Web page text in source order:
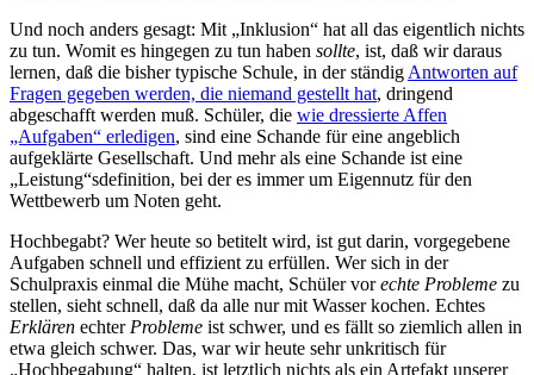
Und noch anders gesagt: Mit „Inklusion“ hat all das eigentlich nichts
zu tun. Womit es hingegen zu tun haben sollte, ist, daß wir daraus
lernen, daß die bisher typische Schule, in der ständig Antworten auf
Fragen gegeben werden, die niemand gestellt hat, dringend
abgeschafft werden muß. Schüler, die wie dressierte Affen
„Aufgaben“ erledigen, sind eine Schande für eine angeblich
aufgeklärte Gesellschaft. Und mehr als eine Schande ist eine
„Leistung“sdefinition, bei der es immer um Eigennutz für den
Wettbewerb um Noten geht.
Hochbegabt? Wer heute so betitelt wird, ist gut darin, vorgegebene
Aufgaben schnell und effizient zu erfüllen. Wer sich in der
Schulpraxis einmal die Mühe macht, Schüler vorechte Probleme zu
stellen, sieht schnell, daß da alle nur mit Wasser kochen. Echtes
Erklären echter Probleme ist schwer, und es fällt so ziemlich allen in
etwa gleich schwer. Das, war wir heute sehr unkritisch für
„Hochbegabung“ halten, ist letztlich nichts als ein Artefakt unserer